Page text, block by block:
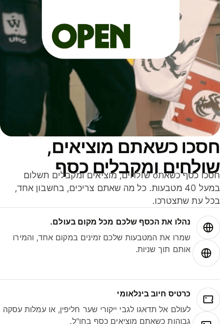
כשאתם מוציאים,
ומקבלים כסף
חסכו כסף כשאתo שולחים, מוציאים ומקבלים תשלום
במעל 40 מטבעות. כל מה שאתם צריכים, בחשבון אחד,
עת שתצטרכו.
נהלו את הכסף שלכם מכל מקום בעולם.
שמרו את המטבעות שלכם זמינים במקום אחד, והמירו
אותם תוך שניות.
כרטיס חיוב בינלאומי
לעולם אל תדאגו לגבי ייקורי שער חליפין, או עמלות עסקה
גבוהות כשאתם מוציאים כסף בחו"ל.